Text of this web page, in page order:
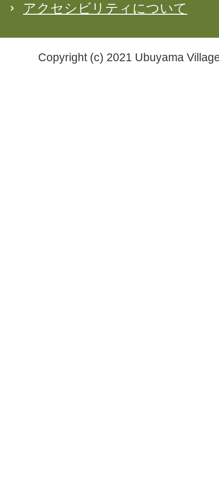
アクセシビリティについて
Copyright (c) 2021 Ubuyama